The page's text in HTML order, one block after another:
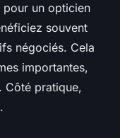
pour un opticien
souvent
négociés. Cela
importantes,
Côté pratique,